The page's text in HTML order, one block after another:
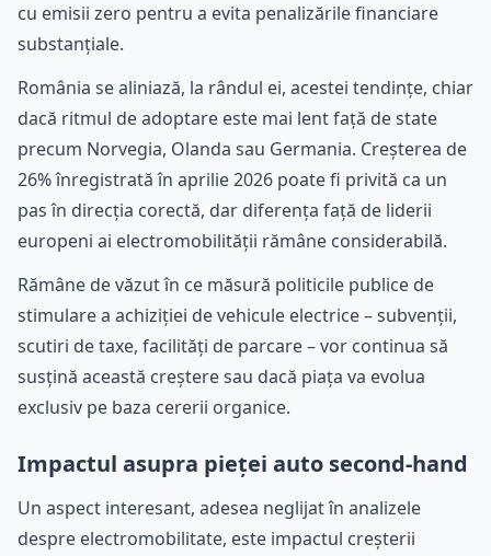
cu emisii zero pentru a evita penalizările financiare
substanțiale.
România se aliniază, la rândul ei, acestei tendințe, chiar
dacă ritmul de adoptare este mai lent față de state
precum Norvegia, Olanda sau Germania. Creșterea de
26% înregistrată în aprilie 2026 poate fi privită ca un
pas în direcția corectă, dar diferența față de liderii
europeni ai electromobilității rămâne considerabilă.
Rămâne de văzut în ce măsură politicile publice de
stimulare a achiziției de vehicule electrice – subvenții,
scutiri de taxe, facilități de parcare – vor continua să
susțină această creștere sau dacă piața va evolua
exclusiv pe baza cererii organice.
Impactul asupra pieței auto second-hand
Un aspect interesant, adesea neglijat în analizele
despre electromobilitate, este impactul creșterii